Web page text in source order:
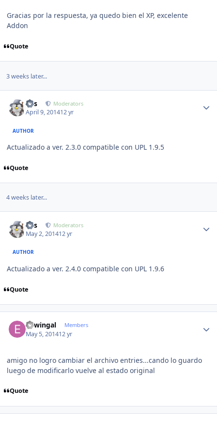
Gracias por la respuesta, ya quedo bien el XP, excelente
Addon
Quote
3 weeks later...
luis Moderators
April 9, 201412 yr
AUTHOR
Actualizado a ver. 2.3.0 compatible con UPL 1.9.5
Quote
4 weeks later...
luis Moderators
May 2, 201412 yr
AUTHOR
Actualizado a ver. 2.4.0 compatible con UPL 1.9.6
Quote
edwingal Members
May 5, 201412 yr
amigo no logro cambiar el archivo entries...cando lo guardo
luego de modificarlo vuelve al estado original
Quote